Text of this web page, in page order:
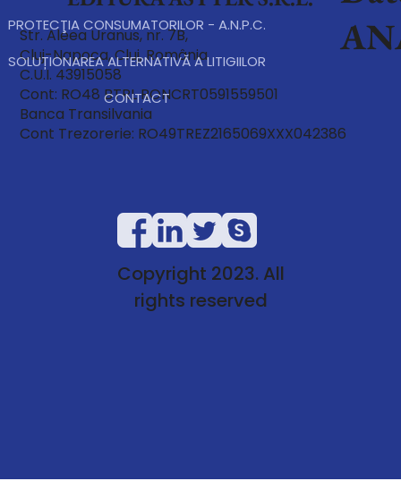
Str. Aleea Uranus, nr. 7B,
Cluj-Napoca, Cluj, România
C.U.I. 43915058
Cont: RO48 BTRL RONCRT0591559501
Banca Transilvania
Cont Trezorerie: RO49TREZ2165069XXX042386
PROTECŢIA CONSUMATORILOR - A.N.P.C.
SOLUȚIONAREA ALTERNATIVĂ A LITIGIILOR
CONTACT
Copyright 2023. All
rights reserved